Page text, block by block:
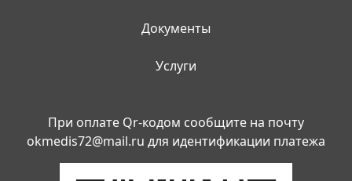
Документы
Услуги
При оплате Qr-кодом сообщите на почту
okmedis72@mail.ru для идентификации платежа